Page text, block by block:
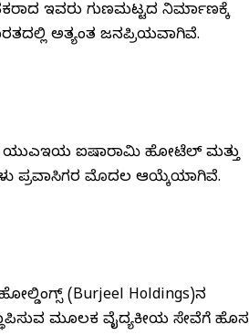
ಇವರು ಗುಣಮಟ್ಟದ ನಿರ್ಮಾಣಕ್ಕೆ
ಅತ್ಯಂತ ಜನಪ್ರಿಯವಾಗಿವೆ.
ಯುಎಇಯ ಐಷಾರಾಮಿ ಹೋಟೆಲ್ ಮತ್ತು
ಪ್ರವಾಸಿಗರ ಮೊದಲ ಆಯ್ಕೆಯಾಗಿವೆ.
(Burjeel Holdings)ನ
ಮೂಲಕ ವೈದ್ಯಕೀಯ ಸೇವೆಗೆ ಹೊಸ